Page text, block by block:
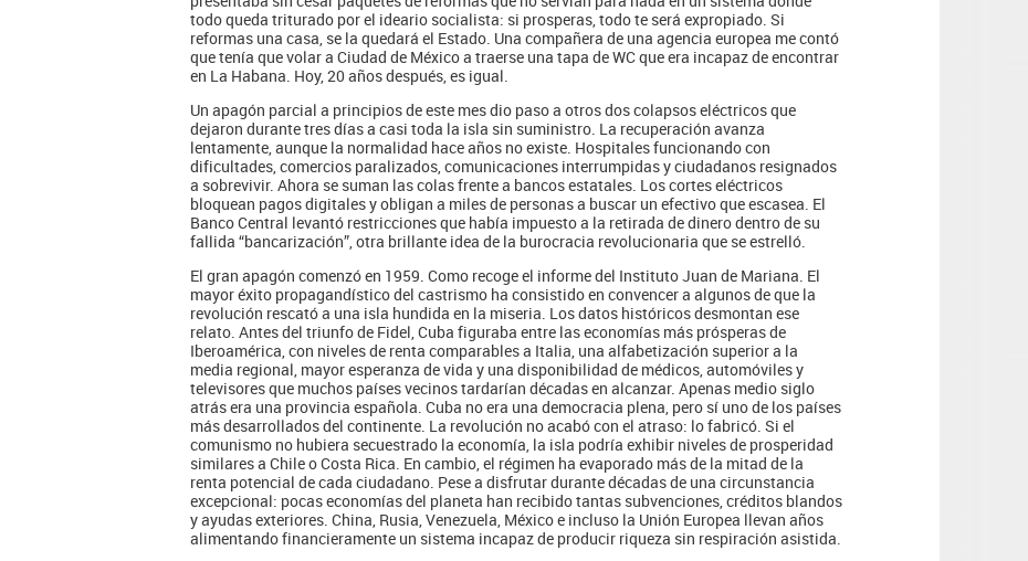
todo queda triturado por el ideario socialista: si prosperas, todo te será expropiado. Si
reformas una casa, se la quedará el Estado. Una compañera de una agencia europea me contó
que tenía que volar a Ciudad de México a traerse una tapa de WC que era incapaz de encontrar
en La Habana. Hoy, 20 años después, es igual.
Un apagón parcial a principios de este mes dio paso a otros dos colapsos eléctricos que
dejaron durante tres días a casi toda la isla sin suministro. La recuperación avanza
lentamente, aunque la normalidad hace años no existe. Hospitales funcionando con
dificultades, comercios paralizados, comunicaciones interrumpidas y ciudadanos resignados
a sobrevivir. Ahora se suman las colas frente a bancos estatales. Los cortes eléctricos
bloquean pagos digitales y obligan a miles de personas a buscar un efectivo que escasea. El
Banco Central levantó restricciones que había impuesto a la retirada de dinero dentro de su
fallida “bancarización”, otra brillante idea de la burocracia revolucionaria que se estrelló.
El gran apagón comenzó en 1959. Como recoge el informe del Instituto Juan de Mariana. El
mayor éxito propagandístico del castrismo ha consistido en convencer a algunos de que la
revolución rescató a una isla hundida en la miseria. Los datos históricos desmontan ese
relato. Antes del triunfo de Fidel, Cuba figuraba entre las economías más prósperas de
Iberoamérica, con niveles de renta comparables a Italia, una alfabetización superior a la
media regional, mayor esperanza de vida y una disponibilidad de médicos, automóviles y
televisores que muchos países vecinos tardarían décadas en alcanzar. Apenas medio siglo
atrás era una provincia española. Cuba no era una democracia plena, pero sí uno de los países
más desarrollados del continente. La revolución no acabó con el atraso: lo fabricó. Si el
comunismo no hubiera secuestrado la economía, la isla podría exhibir niveles de prosperidad
similares a Chile o Costa Rica. En cambio, el régimen ha evaporado más de la mitad de la
renta potencial de cada ciudadano. Pese a disfrutar durante décadas de una circunstancia
excepcional: pocas economías del planeta han recibido tantas subvenciones, créditos blandos
y ayudas exteriores. China, Rusia, Venezuela, México e incluso la Unión Europea llevan años
alimentando financieramente un sistema incapaz de producir riqueza sin respiración asistida.